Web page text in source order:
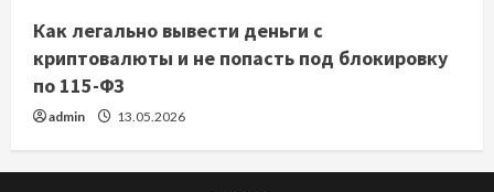
Как легально вывести деньги с
криптовалюты и не попасть под блокировку
по 115-ФЗ
admin 13.05.2026